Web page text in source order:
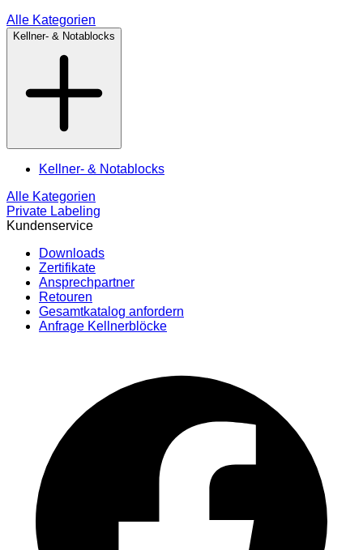
Alle Kategorien
Kellner- & Notablocks
Kellner- & Notablocks
Alle Kategorien
Private Labeling
Kundenservice
Downloads
Zertifikate
Ansprechpartner
Retouren
Gesamtkatalog anfordern
Anfrage Kellnerblöcke